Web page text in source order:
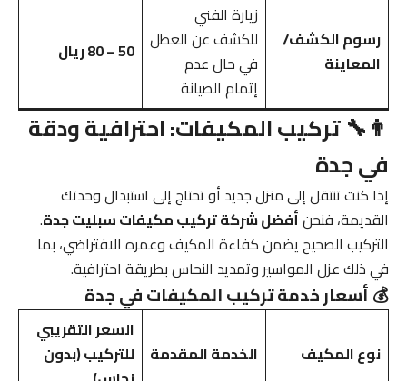
رسوم الكشف/
المعاينة
زيارة الفني
للكشف عن العطل
في حال عدم
إتمام الصيانة
50 – 80 ريال
👨‍🔧 تركيب المكيفات: احترافية ودقة
في جدة
إذا كنت تنتقل إلى منزل جديد أو تحتاج إلى استبدال وحدتك
القديمة، فنحنأفضل شركة تركيب مكيفات سبليت جدة.
التركيب الصحيح يضمن كفاءة المكيف وعمره الافتراضي، بما
في ذلك عزل المواسير وتمديد النحاس بطريقة احترافية.
💰 أسعار خدمة تركيب المكيفات في جدة
نوع المكيف الخدمة المقدمة
السعر التقريبي
للتركيب (بدون